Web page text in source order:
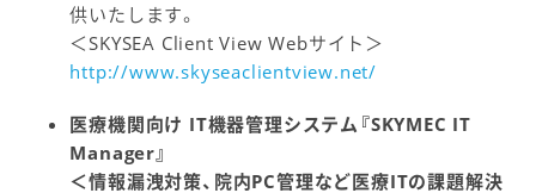
供いたします。
＜SKYSEA Client View Webサイト＞
http://www.skyseaclientview.net/
医療機関向け IT機器管理システム『SKYMEC IT
Manager』
＜情報漏洩対策、院内PC管理など医療ITの課題解決